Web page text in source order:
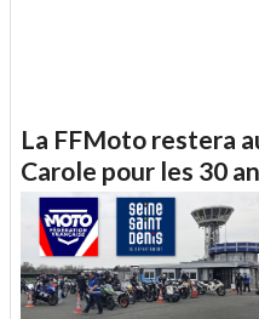
La FFMoto restera
Carole pour les 30